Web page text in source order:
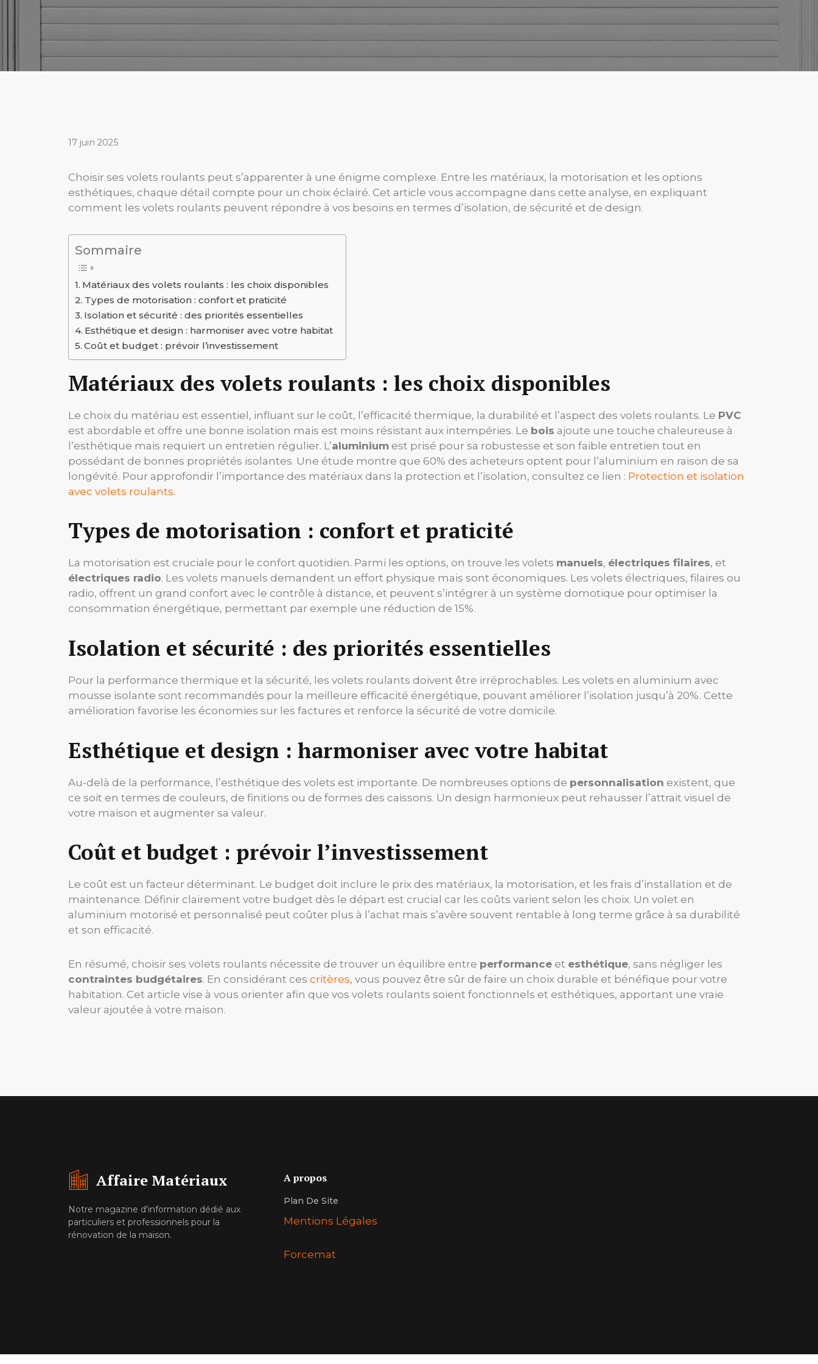
17 juin 2025
Choisir ses volets roulants peut s’apparenter à une énigme complexe. Entre les matériaux, la motorisation et les options
esthétiques, chaque détail compte pour un choix éclairé. Cet article vous accompagne dans cette analyse, en expliquant
comment les volets roulants peuvent répondre à vos besoins en termes d’isolation, de sécurité et de design.
Sommaire
Matériaux des volets roulants : les choix disponibles
Types de motorisation : confort et praticité
Isolation et sécurité : des priorités essentielles
Esthétique et design : harmoniser avec votre habitat
Coût et budget : prévoir l’investissement
Matériaux des volets roulants : les choix disponibles
Le choix du matériau est essentiel, influant sur le coût, l’efficacité thermique, la durabilité et l’aspect des volets roulants. Le PVC
est abordable et offre une bonne isolation mais est moins résistant aux intempéries. Le bois ajoute une touche chaleureuse à
l’esthétique mais requiert un entretien régulier. L’aluminium est prisé pour sa robustesse et son faible entretien tout en
possédant de bonnes propriétés isolantes. Une étude montre que 60% des acheteurs optent pour l’aluminium en raison de sa
longévité. Pour approfondir l’importance des matériaux dans la protection et l’isolation, consultez ce lien : Protection et isolation
avec volets roulants.
Types de motorisation : confort et praticité
La motorisation est cruciale pour le confort quotidien. Parmi les options, on trouve les volets manuels, électriques filaires, et
électriques radio. Les volets manuels demandent un effort physique mais sont économiques. Les volets électriques, filaires ou
radio, offrent un grand confort avec le contrôle à distance, et peuvent s’intégrer à un système domotique pour optimiser la
consommation énergétique, permettant par exemple une réduction de 15%.
Isolation et sécurité : des priorités essentielles
Pour la performance thermique et la sécurité, les volets roulants doivent être irréprochables. Les volets en aluminium avec
mousse isolante sont recommandés pour la meilleure efficacité énergétique, pouvant améliorer l’isolation jusqu’à 20%. Cette
amélioration favorise les économies sur les factures et renforce la sécurité de votre domicile.
Esthétique et design : harmoniser avec votre habitat
Au-delà de la performance, l’esthétique des volets est importante. De nombreuses options de personnalisation existent, que
ce soit en termes de couleurs, de finitions ou de formes des caissons. Un design harmonieux peut rehausser l’attrait visuel de
votre maison et augmenter sa valeur.
Coût et budget : prévoir l’investissement
Le coût est un facteur déterminant. Le budget doit inclure le prix des matériaux, la motorisation, et les frais d’installation et de
maintenance. Définir clairement votre budget dès le départ est crucial car les coûts varient selon les choix. Un volet en
aluminium motorisé et personnalisé peut coûter plus à l’achat mais s’avère souvent rentable à long terme grâce à sa durabilité
et son efficacité.
En résumé, choisir ses volets roulants nécessite de trouver un équilibre entre performance et esthétique, sans négliger les
contraintes budgétaires. En considérant ces critères, vous pouvez être sûr de faire un choix durable et bénéfique pour votre
habitation. Cet article vise à vous orienter afin que vos volets roulants soient fonctionnels et esthétiques, apportant une vraie
valeur ajoutée à votre maison.
Affaire Matériaux
Notre magazine d'information dédié aux
particuliers et professionnels pour la
rénovation de la maison.
A propos
Plan De Site
Mentions Légales
Forcemat